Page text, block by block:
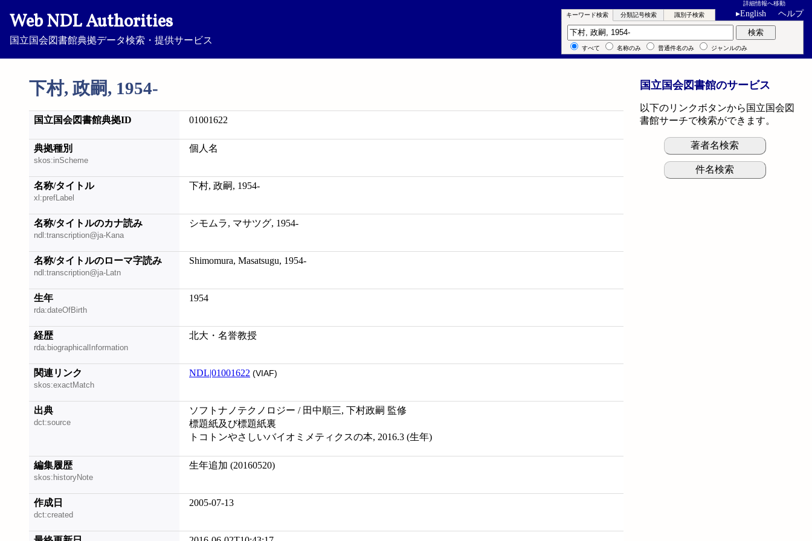
Web NDL Authorities
国立国会図書館典拠データ検索・提供サービス
詳細情報へ移動
▸English ヘルプ
下村, 政嗣, 1954-
キーワード検索 分類記号検索 識別子検索
キーワード検索 検索
すべて 名称のみ 普通件名のみ ジャンルのみ
国立国会図書館典拠ID 01001622
典拠種別
skos:inScheme
個人名
名称/タイトル
xl:prefLabel
下村, 政嗣, 1954-
名称/タイトルのカナ読み
ndl:transcription@ja-Kana
シモムラ, マサツグ, 1954-
名称/タイトルのローマ字読み
ndl:transcription@ja-Latn
Shimomura, Masatsugu, 1954-
生年
rda:dateOfBirth
1954
経歴
rda:biographicalInformation
北大・名誉教授
関連リンク
skos:exactMatch
NDL|01001622 (VIAF)
出典
dct:source
ソフトナノテクノロジー / 田中順三, 下村政嗣 監修
標題紙及び標題紙裏
トコトンやさしいバイオミメティクスの本, 2016.3 (生年)
編集履歴
skos:historyNote
生年追加 (20160520)
作成日
dct:created
2005-07-13
国立国会図書館のサービス
以下のリンクボタンから国立国会図
書館サーチで検索ができます。
著者名検索
件名検索